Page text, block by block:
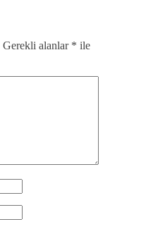
Gerekli alanlar * ile